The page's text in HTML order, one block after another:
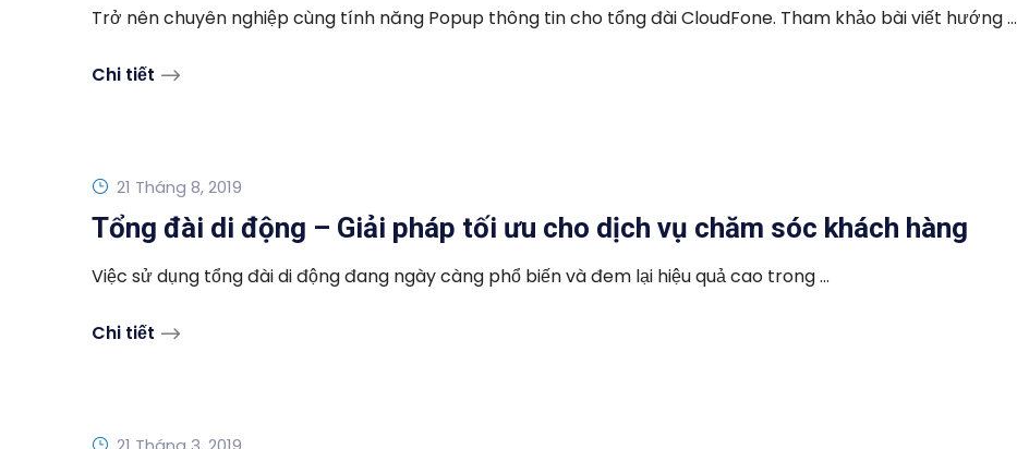
Trở nên chuyên nghiệp cùng tính năng Popup thông tin cho tổng đài CloudFone. Tham khảo bài viết hướng ...
Chi tiết
21 Tháng 8, 2019
Tổng đài di động – Giải pháp tối ưu cho dịch vụ chăm sóc khách hàng
Việc sử dụng tổng đài di động đang ngày càng phổ biến và đem lại hiệu quả cao trong ...
Chi tiết